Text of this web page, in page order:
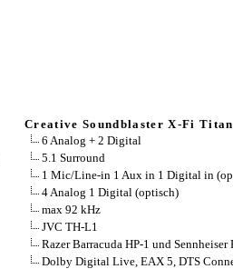
Creative Soundblaster X-Fi
6 Analog + 2 Digital
5.1 Surround
1 Mic/Line-in 1 Aux in 1 Digital in
4 Analog 1 Digital (optisch)
max 92 kHz
JVC TH-L1
Razer Barracuda HP-1 und Sennheiser
Dolby Digital Live, EAX 5, DTS